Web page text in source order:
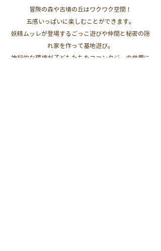
冒険の森や古墳の丘はワクワク空間！
五感いっぱいに楽しむことができます。
妖精ムッレが登場するごっこ遊びや仲間と秘密の隠
れ家を作って基地遊び。
​神秘的な環境が子どもたちをファンタジーの世界に